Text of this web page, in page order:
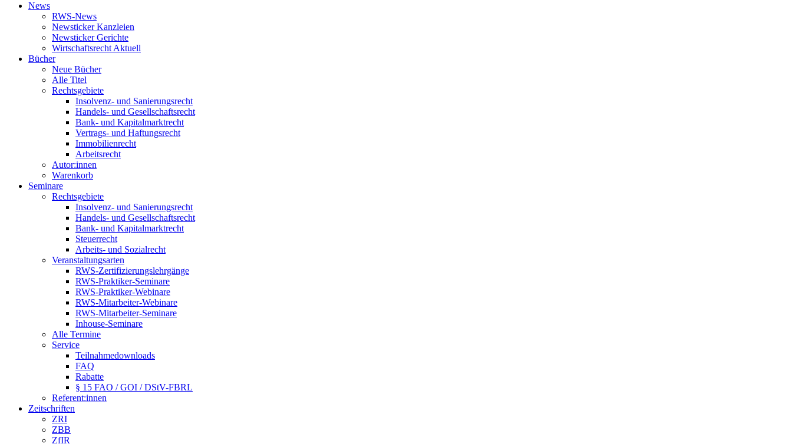
News
RWS-News
Newsticker Kanzleien
Newsticker Gerichte
Wirtschaftsrecht Aktuell
Bücher
Neue Bücher
Alle Titel
Rechtsgebiete
Insolvenz- und Sanierungsrecht
Handels- und Gesellschaftsrecht
Bank- und Kapitalmarktrecht
Vertrags- und Haftungsrecht
Immobilienrecht
Arbeitsrecht
Autor:innen
Warenkorb
Seminare
Rechtsgebiete
Insolvenz- und Sanierungsrecht
Handels- und Gesellschaftsrecht
Bank- und Kapitalmarktrecht
Steuerrecht
Arbeits- und Sozialrecht
Veranstaltungsarten
RWS-Zertifizierungslehrgänge
RWS-Praktiker-Seminare
RWS-Praktiker-Webinare
RWS-Mitarbeiter-Webinare
RWS-Mitarbeiter-Seminare
Inhouse-Seminare
Alle Termine
Service
Teilnahmedownloads
FAQ
Rabatte
§ 15 FAO / GOI / DStV-FBRL
Referent:innen
Zeitschriften
ZRI
ZBB
ZfIR